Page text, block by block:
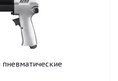
пневматические